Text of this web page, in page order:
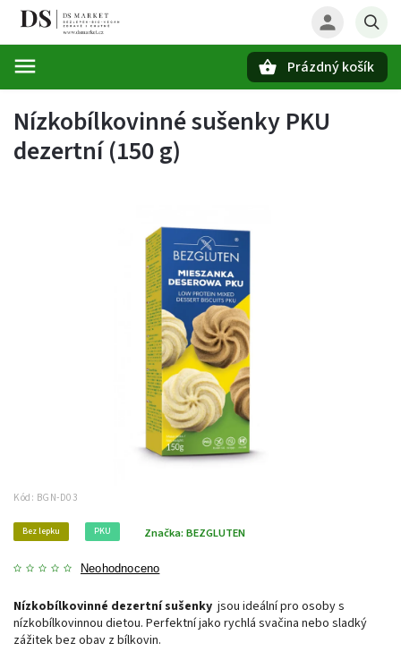
Prázdný košík
Nízkobílkovinné sušenky PKU
dezertní (150 g)
Kód: BGN-D03
Bez lepku PKU
Neohodnoceno
Značka: BEZGLUTEN
Nízkobílkovinné dezertní sušenky jsou ideální pro osoby s
nízkobílkovinnou dietou. Perfektní jako rychlá svačina nebo sladký
zážitek bez obav z bílkovin.